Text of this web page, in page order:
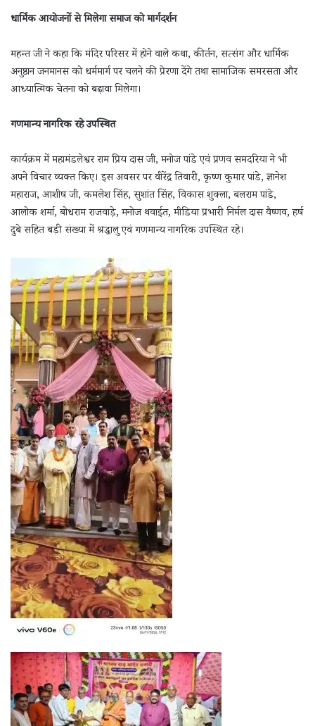
धार्मिक आयोजनों से मिलेगा समाज को मार्गदर्शन
महन्त जी ने कहा कि मंदिर परिसर में होने वाले कथा, कीर्तन, सत्संग और धार्मिक
अनुष्ठान जनमानस को धर्ममार्ग पर चलने की प्रेरणा देंगे तथा सामाजिक समरसता और
आध्यात्मिक चेतना को बढ़ावा मिलेगा।
गणमान्य नागरिक रहे उपस्थित
कार्यक्रम में महामंडलेश्वर राम प्रिय दास जी, मनोज पांडे एवं प्रणव समदरिया ने भी
अपने विचार व्यक्त किए। इस अवसर पर वीरेंद्र तिवारी, कृष्ण कुमार पांडे, ज्ञानेश
महाराज, आशीष जी, कमलेश सिंह, सुशांत सिंह, विकास शुक्ला, बलराम पांडे,
आलोक शर्मा, बोधराम राजवाड़े, मनोज थवाईत, मीडिया प्रभारी निर्मल दास वैष्णव, हर्ष
दुबे सहित बड़ी संख्या में श्रद्धालु एवं गणमान्य नागरिक उपस्थित रहे।